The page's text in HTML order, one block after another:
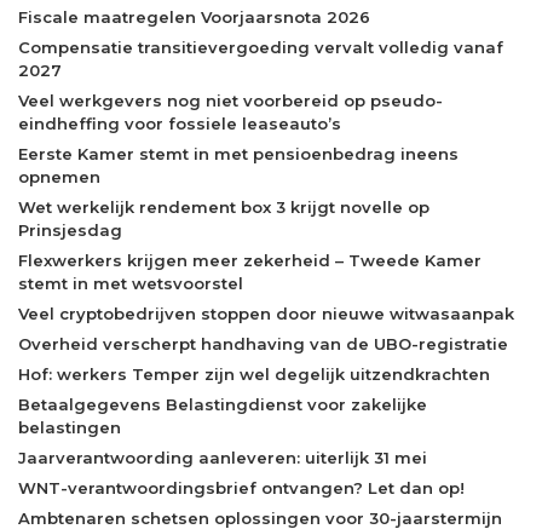
Fiscale maatregelen Voorjaarsnota 2026
Compensatie transitievergoeding vervalt volledig vanaf
2027
Veel werkgevers nog niet voorbereid op pseudo-
eindheffing voor fossiele leaseauto’s
Eerste Kamer stemt in met pensioenbedrag ineens
opnemen
Wet werkelijk rendement box 3 krijgt novelle op
Prinsjesdag
Flexwerkers krijgen meer zekerheid – Tweede Kamer
stemt in met wetsvoorstel
Veel cryptobedrijven stoppen door nieuwe witwasaanpak
Overheid verscherpt handhaving van de UBO-registratie
Hof: werkers Temper zijn wel degelijk uitzendkrachten
Betaalgegevens Belastingdienst voor zakelijke
belastingen
Jaarverantwoording aanleveren: uiterlijk 31 mei
WNT-verantwoordingsbrief ontvangen? Let dan op!
Ambtenaren schetsen oplossingen voor 30-jaarstermijn